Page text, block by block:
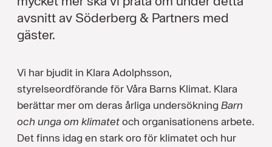
avsnitt av Söderberg & Partners med
gäster.
Vi har bjudit in Klara Adolphsson,
styrelseordförande för Våra Barns Klimat. Klara
berättar mer om deras årliga undersökning Barn
och unga om klimatetoch organisationens arbete.
Det finns idag en stark oro för klimatet och hur